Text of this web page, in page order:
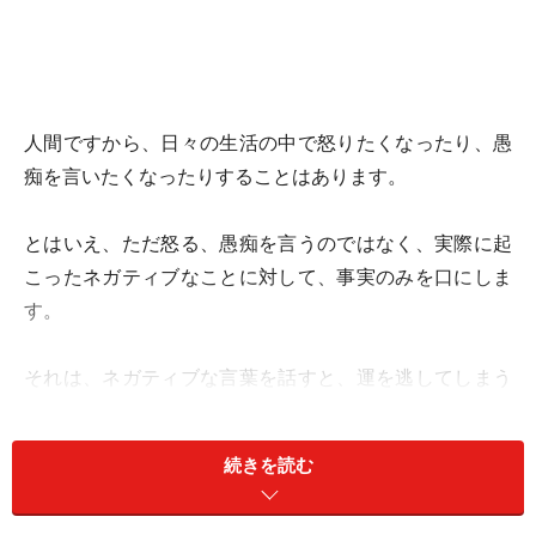
人間ですから、日々の生活の中で怒りたくなったり、愚
痴を言いたくなったりすることはあります。
とはいえ、ただ怒る、愚痴を言うのではなく、実際に起
こったネガティブなことに対して、事実のみを口にしま
す。
それは、ネガティブな言葉を話すと、運を逃してしまう
運の良い人は、意識してポジティブな言葉を使っていま
す。嫌なことがあったら、「さあ、気持ちを切り替えよ
続きを読む